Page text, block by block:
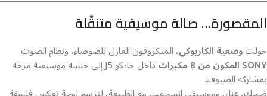
المقصورة… صالة موسيقية متنقّلة
حولتوضعية الكاريوكي، الميكروفون العازل للضوضاء، ونظام الصوت
SONY المكون من 8 مكبرات داخل جايكو J5 إلى جلسة موسيقية مرحة
بمشاركة الضيوف.